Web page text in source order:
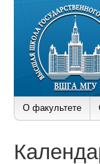
О факультете